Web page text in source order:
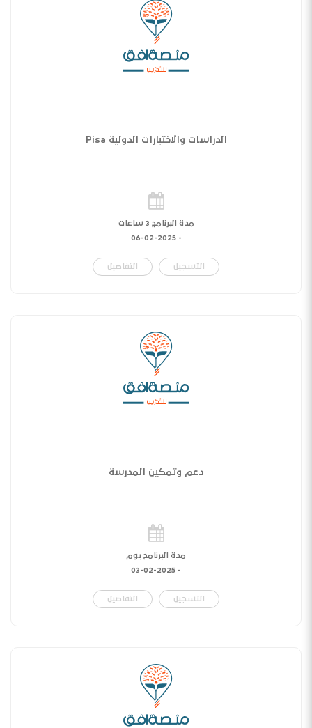
الدراسات والاختبارات الدولية Pisa
مدة البرنامج 3 ساعات
-
06-02-2025
التسجيل التفاصيل
دعم وتمكين المدرسة
مدة البرنامج يوم
-
03-02-2025
التسجيل التفاصيل